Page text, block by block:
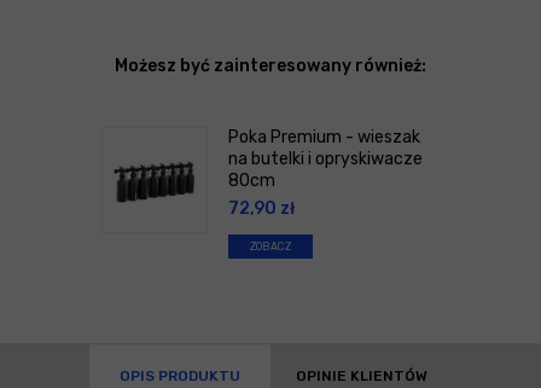
Możesz być zainteresowany również:
Poka Premium - wieszak
na butelki i opryskiwacze
80cm
72,90 zł
ZOBACZ
OPIS PRODUKTU OPINIE KLIENTÓW